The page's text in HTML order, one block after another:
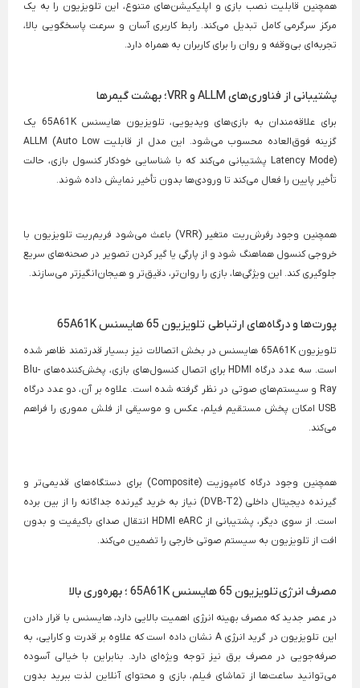
همچنین قابلیت نصب بازی و اپلیکیشن‌های متنوع، این تلویزیون را به یک
مرکز سرگرمی کامل تبدیل می‌کند. رابط کاربری آسان و سرعت پاسخگویی بالا،
تجربه‌ای بی‌وقفه و روان را برای کاربران به همراه دارد.
پشتیبانی از فناوری‌های ALLM و VRR؛ بهشت گیمرها
برای علاقه‌مندان به بازی‌های ویدیویی، تلویزیون هایسنس 65A61K یک
گزینه فوق‌العاده محسوب می‌شود. این مدل از قابلیت ALLM (Auto Low
Latency Mode) پشتیبانی می‌کند که با شناسایی خودکار کنسول بازی، حالت
تأخیر پایین را فعال می‌کند تا ورودی‌ها بدون تأخیر نمایش داده شوند.
همچنین وجود رفرش‌ریت متغیر (VRR) باعث می‌شود فریم‌ریت تلویزیون با
خروجی کنسول هماهنگ شود و از پارگی یا گیر کردن تصویر در صحنه‌های سریع
جلوگیری کند. این ویژگی‌ها، بازی را روان‌تر، دقیق‌تر و هیجان‌انگیزتر می‌سازند.
پورت‌ها و درگاه‌های ارتباطی تلویزیون 65 هایسنس 65A61K
تلویزیون 65A61K هایسنس در بخش اتصالات نیز بسیار قدرتمند ظاهر شده
است. سه عدد درگاه HDMI برای اتصال کنسول‌های بازی، پخش‌کننده‌های Blu-
Ray و سیستم‌های صوتی در نظر گرفته شده است. علاوه بر آن، دو عدد درگاه
USB امکان پخش مستقیم فیلم، عکس و موسیقی از فلش مموری را فراهم
می‌کند.
همچنین وجود درگاه کامپوزیت (Composite) برای دستگاه‌های قدیمی‌تر و
گیرنده دیجیتال داخلی (DVB-T2) نیاز به خرید گیرنده جداگانه را از بین برده
است. از سوی دیگر، پشتیبانی از HDMI eARC انتقال صدای باکیفیت و بدون
افت از تلویزیون به سیستم صوتی خارجی را تضمین می‌کند.
مصرف انرژی تلویزیون 65 هایسنس 65A61K ؛ بهره‌وری بالا
در عصر جدید که مصرف بهینه انرژی اهمیت بالایی دارد، هایسنس با قرار دادن
این تلویزیون در گرید انرژی A نشان داده است که علاوه بر قدرت و کارایی، به
صرفه‌جویی در مصرف برق نیز توجه ویژه‌ای دارد. بنابراین با خیالی آسوده
می‌توانید ساعت‌ها از تماشای فیلم، بازی و محتوای آنلاین لذت ببرید بدون